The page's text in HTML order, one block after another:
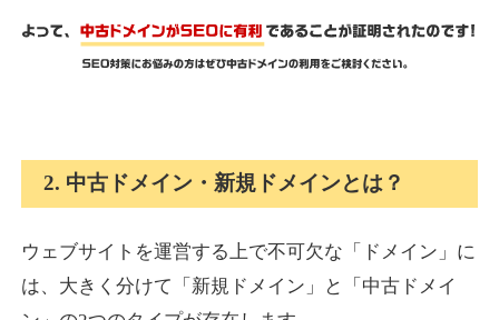
詳細を見る
fukuoka-marathon.com
torigirl-movie.com
2. 中古ドメイン・新規ドメインとは？
ウェブサイトを運営する上で不可欠な「ドメイン」に
は、大きく分けて「新規ドメイン」と「中古ドメイ